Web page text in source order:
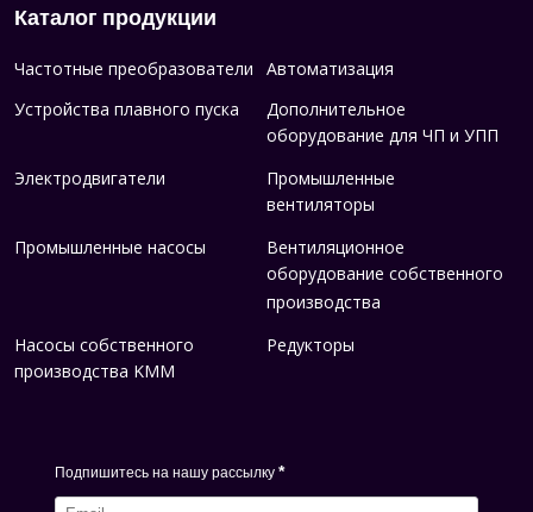
Каталог продукции
Частотные преобразователи
Автоматизация
Устройства плавного пуска
Дополнительное
оборудование для ЧП и УПП
Электродвигатели Промышленные
вентиляторы
Промышленные насосы Вентиляционное
оборудование собственного
производства
Насосы собственного
производства KMM
Редукторы
Подпишитесь на нашу рассылку *